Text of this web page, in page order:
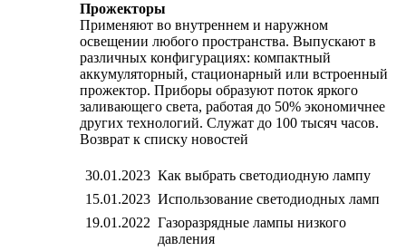
Прожекторы
Применяют во внутреннем и наружном
освещении любого пространства. Выпускают в
различных конфигурациях: компактный
аккумуляторный, стационарный или встроенный
прожектор. Приборы образуют поток яркого
заливающего света, работая до 50% экономичнее
других технологий. Служат до 100 тысяч часов.
Возврат к списку новостей
30.01.2023 Как выбрать светодиодную лампу
15.01.2023 Использование светодиодных ламп
19.01.2022 Газоразрядные лампы низкого
давления